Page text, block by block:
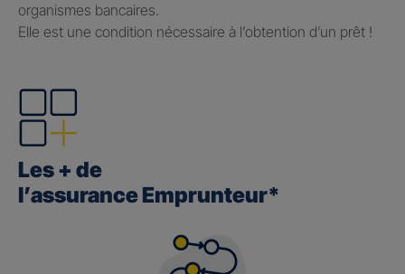
organismes bancaires.
Elle est une condition nécessaire à l’obtention d’un prêt !
Les + de
l’assurance Emprunteur*